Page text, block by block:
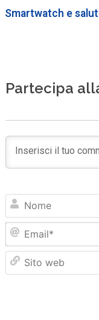
Smartwatch e
Partecipa